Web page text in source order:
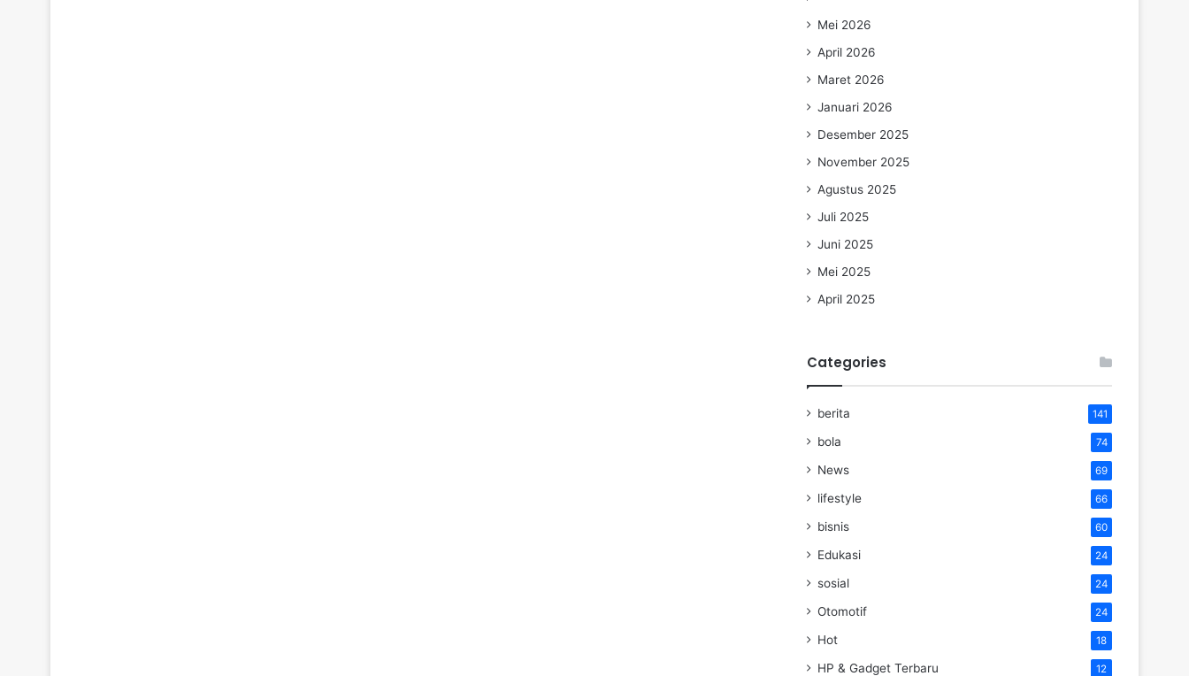
Mei 2026
April 2026
Maret 2026
Januari 2026
Desember 2025
November 2025
Agustus 2025
Juli 2025
Juni 2025
Mei 2025
April 2025
Categories
berita 141
bola 74
News 69
lifestyle 66
bisnis 60
Edukasi 24
sosial 24
Otomotif 24
Hot 18
HP & Gadget Terbaru 12